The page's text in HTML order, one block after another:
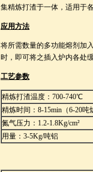
集精炼打渣于一体，适用于
应用方法
将所需数量的多功能熔剂加
时，即可将之插入炉内各处
工艺参数
精炼打渣温度：700-740℃
精炼时间：8-15min（6-20吨
氮气压力：1.2-1.8Kg/cm²
用量：3-5Kg/吨铝